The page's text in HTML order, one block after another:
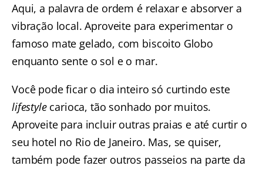
Aqui, a palavra de ordem é relaxar e absorver a
vibração local. Aproveite para experimentar o
famoso mate gelado, com biscoito Globo
enquanto sente o sol e o mar.
Você pode ficar o dia inteiro só curtindo este
lifestylecarioca, tão sonhado por muitos.
Aproveite para incluir outras praias e até curtir o
seu hotel no Rio de Janeiro. Mas, se quiser,
também pode fazer outros passeios na parte da